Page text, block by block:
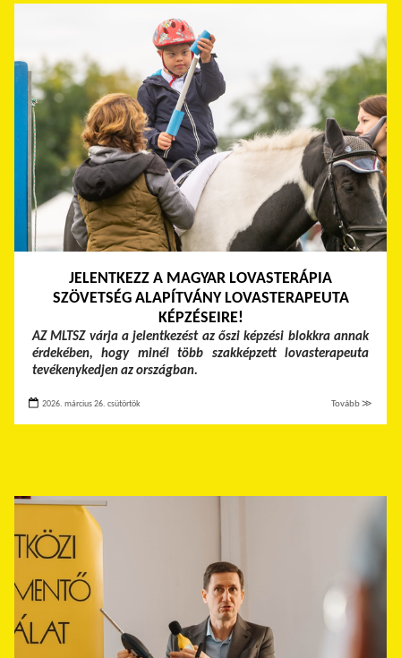
JELENTKEZZ A MAGYAR LOVASTERÁPIA
SZÖVETSÉG ALAPÍTVÁNY LOVASTERAPEUTA
KÉPZÉSEIRE!
AZ MLTSZ várja a jelentkezést az őszi képzési blokkra annak
érdekében, hogy minél több szakképzett lovasterapeuta
tevékenykedjen az országban.
2026. március 26. csütörtök Tovább ≫